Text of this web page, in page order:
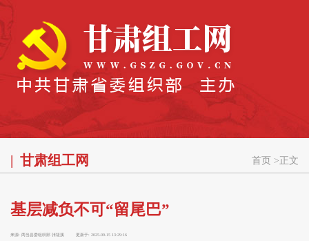
甘肃组工网 首页 > 正文
基层减负不可“留尾巴”
来源: 两当县委组织部 张筱溪 更新于: 2025-09-15 13:29:16